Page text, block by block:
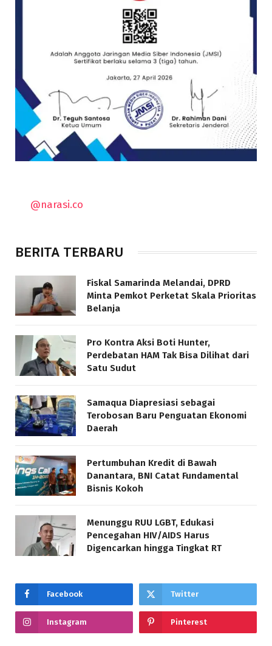
@narasi.co
BERITA TERBARU
Fiskal Samarinda Melandai, DPRD
Minta Pemkot Perketat Skala Prioritas
Belanja
Pro Kontra Aksi Boti Hunter,
Perdebatan HAM Tak Bisa Dilihat dari
Satu Sudut
Samaqua Diapresiasi sebagai
Terobosan Baru Penguatan Ekonomi
Daerah
Pertumbuhan Kredit di Bawah
Danantara, BNI Catat Fundamental
Bisnis Kokoh
Menunggu RUU LGBT, Edukasi
Pencegahan HIV/AIDS Harus
Digencarkan hingga Tingkat RT
Facebook Twitter
Instagram Pinterest